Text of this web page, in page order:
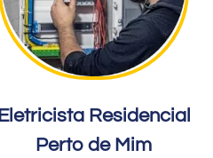
Eletricista Residencial
Perto de Mim